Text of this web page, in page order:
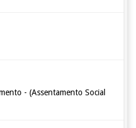
- (Assentamento Social